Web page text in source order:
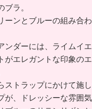
ブラ。
ーンとブルーの組み合
ンダーには、ライムイ
がエレガントな印象の
ストラップにかけて施
が、ドレッシーな雰囲気